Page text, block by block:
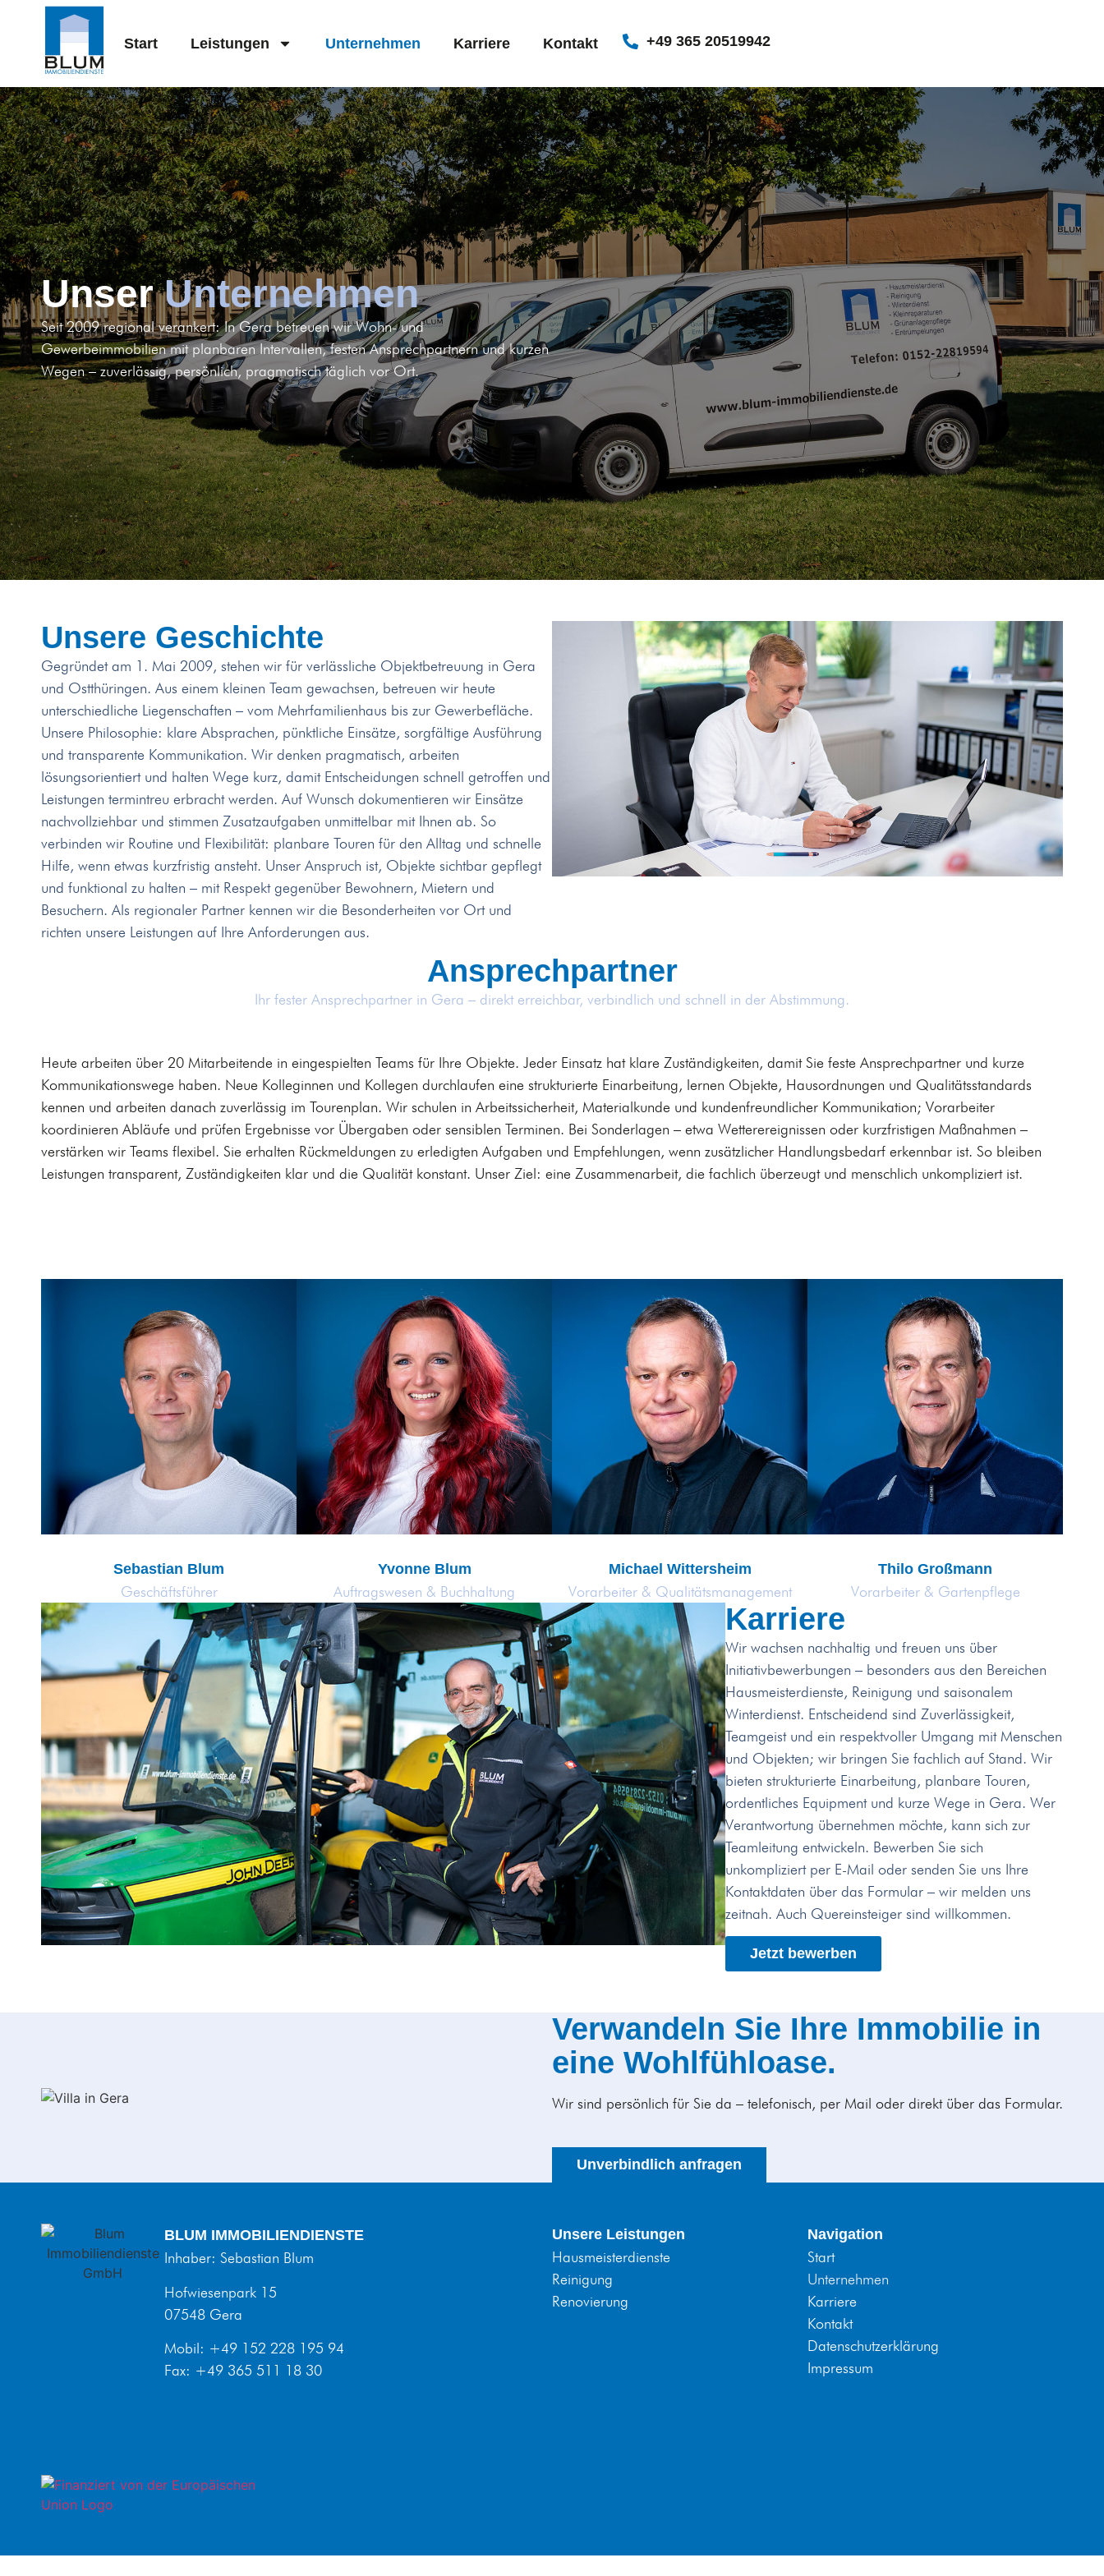
Start Leistungen Unternehmen Karriere Kontakt +49 365 20519942
UnserUnternehmen
Seit 2009 regional verankert: In Gera betreuen wir Wohn- und
Gewerbeimmobilien mit planbaren Intervallen, festen Ansprechpartnern und kurzen
Wegen – zuverlässig, persönlich, pragmatisch täglich vor Ort.
Unsere Geschichte
Gegründet am 1. Mai 2009, stehen wir für verlässliche Objektbetreuung in Gera
und Ostthüringen. Aus einem kleinen Team gewachsen, betreuen wir heute
unterschiedliche Liegenschaften – vom Mehrfamilienhaus bis zur Gewerbefläche.
Unsere Philosophie: klare Absprachen, pünktliche Einsätze, sorgfältige Ausführung
und transparente Kommunikation. Wir denken pragmatisch, arbeiten
lösungsorientiert und halten Wege kurz, damit Entscheidungen schnell getroffen und
Leistungen termintreu erbracht werden. Auf Wunsch dokumentieren wir Einsätze
nachvollziehbar und stimmen Zusatzaufgaben unmittelbar mit Ihnen ab. So
verbinden wir Routine und Flexibilität: planbare Touren für den Alltag und schnelle
Hilfe, wenn etwas kurzfristig ansteht. Unser Anspruch ist, Objekte sichtbar gepflegt
und funktional zu halten – mit Respekt gegenüber Bewohnern, Mietern und
Besuchern. Als regionaler Partner kennen wir die Besonderheiten vor Ort und
richten unsere Leistungen auf Ihre Anforderungen aus.
Ansprechpartner
Ihr fester Ansprechpartner in Gera – direkt erreichbar, verbindlich und schnell in der Abstimmung.
Heute arbeiten über 20 Mitarbeitende in eingespielten Teams für Ihre Objekte. Jeder Einsatz hat klare Zuständigkeiten, damit Sie feste Ansprechpartner und kurze
Kommunikationswege haben. Neue Kolleginnen und Kollegen durchlaufen eine strukturierte Einarbeitung, lernen Objekte, Hausordnungen und Qualitätsstandards
kennen und arbeiten danach zuverlässig im Tourenplan. Wir schulen in Arbeitssicherheit, Materialkunde und kundenfreundlicher Kommunikation; Vorarbeiter
koordinieren Abläufe und prüfen Ergebnisse vor Übergaben oder sensiblen Terminen. Bei Sonderlagen – etwa Wetterereignissen oder kurzfristigen Maßnahmen –
verstärken wir Teams flexibel. Sie erhalten Rückmeldungen zu erledigten Aufgaben und Empfehlungen, wenn zusätzlicher Handlungsbedarf erkennbar ist. So bleiben
Leistungen transparent, Zuständigkeiten klar und die Qualität konstant. Unser Ziel: eine Zusammenarbeit, die fachlich überzeugt und menschlich unkompliziert ist.
Sebastian Blum
Geschäftsführer
Yvonne Blum
Auftragswesen & Buchhaltung
Michael Wittersheim
Vorarbeiter & Qualitätsmanagement
Thilo Großmann
Vorarbeiter & Gartenpflege
Karriere
Wir wachsen nachhaltig und freuen uns über
Initiativbewerbungen – besonders aus den Bereichen
Hausmeisterdienste, Reinigung und saisonalem
Winterdienst. Entscheidend sind Zuverlässigkeit,
Teamgeist und ein respektvoller Umgang mit Menschen
und Objekten; wir bringen Sie fachlich auf Stand. Wir
bieten strukturierte Einarbeitung, planbare Touren,
ordentliches Equipment und kurze Wege in Gera. Wer
Verantwortung übernehmen möchte, kann sich zur
Teamleitung entwickeln. Bewerben Sie sich
unkompliziert per E-Mail oder senden Sie uns Ihre
Kontaktdaten über das Formular – wir melden uns
zeitnah. Auch Quereinsteiger sind willkommen.
Jetzt bewerben
Verwandeln Sie Ihre Immobilie in
eine Wohlfühloase.
Wir sind persönlich für Sie da – telefonisch, per Mail oder direkt über das Formular.
Unverbindlich anfragen
BLUM IMMOBILIENDIENSTE
Inhaber: Sebastian Blum
Hofwiesenpark 15
07548 Gera
Mobil: +49 152 228 195 94
Fax: +49 365 511 18 30
Unsere Leistungen
Hausmeisterdienste
Reinigung
Renovierung
Navigation
Start
Unternehmen
Karriere
Kontakt
Datenschutzerklärung
Impressum